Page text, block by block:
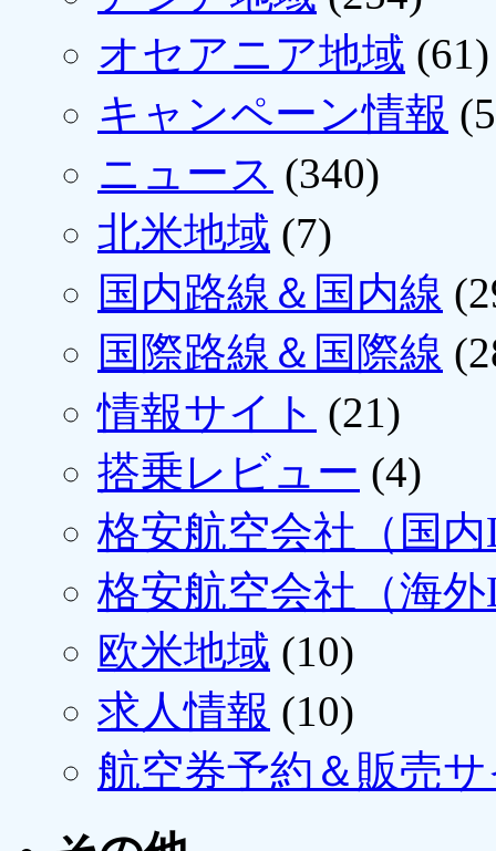
オセアニア地域 (61)
キャンペーン情報
ニュース (340)
北米地域 (7)
国内路線＆国内線
国際路線＆国際線
情報サイト (21)
搭乗レビュー (4)
格安航空会社（国
格安航空会社（海
欧米地域 (10)
求人情報 (10)
航空券予約＆販売